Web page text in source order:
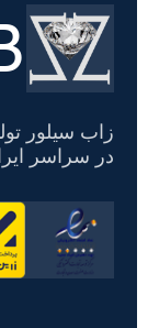
تسویه
حساب
زاب سیلور
در سراسر